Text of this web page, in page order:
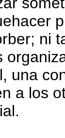
ni
una
a los